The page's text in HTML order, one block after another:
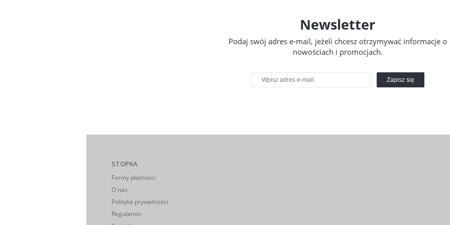
Newsletter
Podaj swój adres e-mail, jeżeli chcesz otrzymywać informacje o
nowościach i promocjach.
Zapisz się
STOPKA
Formy płatności
O nas
Polityka prywatności
Regulamin